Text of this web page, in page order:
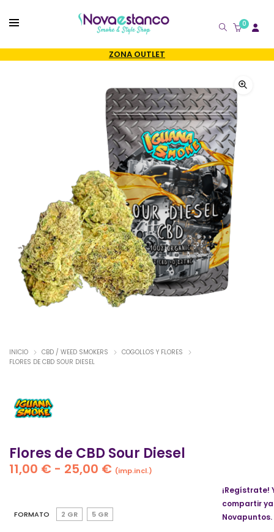
0
ZONA OUTLET
INICIO CBD / WEED SMOKERS
COGOLLOS Y FLORES
FLORES DE CBD SOUR DIESEL
Flores de CBD Sour Diesel
11,00 € - 25,00 €Rango
desde
11,00 €
(imp.incl.)
FORMATO 2 GR 5 GR
¡Regístrate!
compartir
Novapuntos.